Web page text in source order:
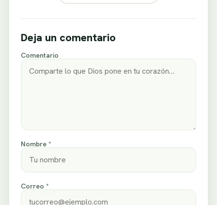
Deja un comentario
Comentario
Nombre *
Correo *